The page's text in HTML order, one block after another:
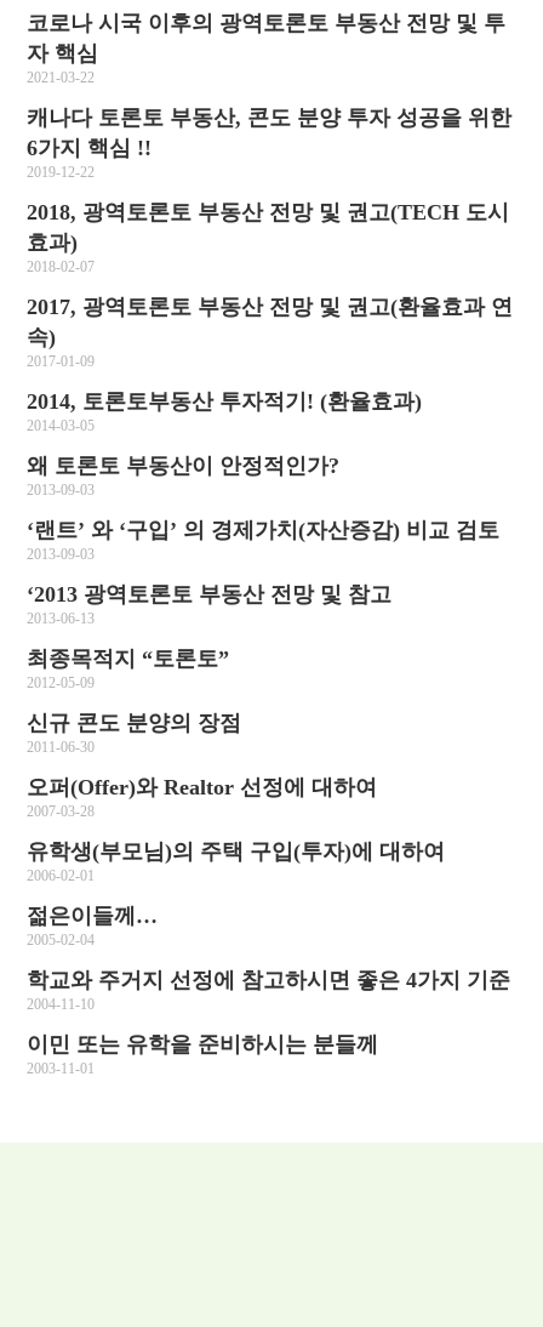
코로나 시국 이후의 광역토론토 부동산 전망 및 투
자 핵심
2021-03-22
캐나다 토론토 부동산, 콘도 분양 투자 성공을 위한
6가지 핵심 !!
2019-12-22
2018, 광역토론토 부동산 전망 및 권고(TECH 도시
효과)
2018-02-07
2017, 광역토론토 부동산 전망 및 권고(환율효과 연
속)
2017-01-09
2014, 토론토부동산 투자적기! (환율효과)
2014-03-05
왜 토론토 부동산이 안정적인가?
2013-09-03
‘랜트’ 와 ‘구입’ 의 경제가치(자산증감) 비교 검토
2013-09-03
‘2013 광역토론토 부동산 전망 및 참고
2013-06-13
최종목적지 “토론토”
2012-05-09
신규 콘도 분양의 장점
2011-06-30
오퍼(Offer)와 Realtor 선정에 대하여
2007-03-28
유학생(부모님)의 주택 구입(투자)에 대하여
2006-02-01
젊은이들께…
2005-02-04
학교와 주거지 선정에 참고하시면 좋은 4가지 기준
2004-11-10
이민 또는 유학을 준비하시는 분들께
2003-11-01